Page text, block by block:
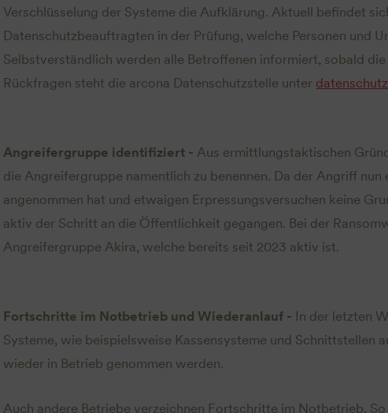
Verschlüsselung der Systeme die Aufklärung. Aktuell befindet
Datenschutzbeauftragten in der Prüfung, welche Personen und
Selbstverständlich werden alle Betroffenen informiert, sobald
Rückfragen steht die arcona Datenschutzstelle unter
Angreifergruppe identifiziert - Aus ermittlungstaktischen
die Angreifergruppe namentlich zu benennen. Da der Angriff
angenommen hat und etwaigen Erpressungsversuchen keine
aktiv der Schritt an die Öffentlichkeit gegangen. Bei der
Angreifergruppe Akira, welche bereits seit 2023 aktiv ist.
Fortschritte im Notbetrieb und Wiederanlauf - In der letzten
Systeme, wie beispielsweise Kassensysteme und Schnittstellen
wieder in Betrieb genommen werden.
Auch andere Betriebe verzeichnen Fortschritte im Notbetrieb.